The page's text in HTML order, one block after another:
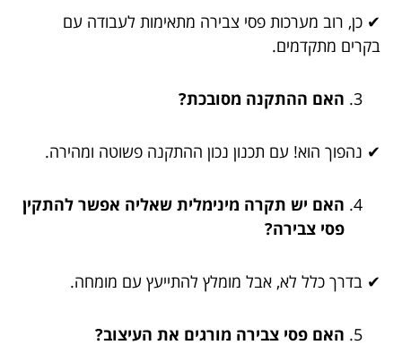
✔ כן, רוב מערכות פסי צבירה מתאימות לעבודה עם
בקרים מתקדמים.
האם ההתקנה מסובכת?
✔ נהפוך הוא! עם תכנון נכון ההתקנה פשוטה ומהירה.
האם יש תקרה מינימלית שאליה אפשר להתקין
פסי צבירה?
✔ בדרך כלל לא, אבל מומלץ להתייעץ עם מומחה.
האם פסי צבירה מורגים את העיצוב?